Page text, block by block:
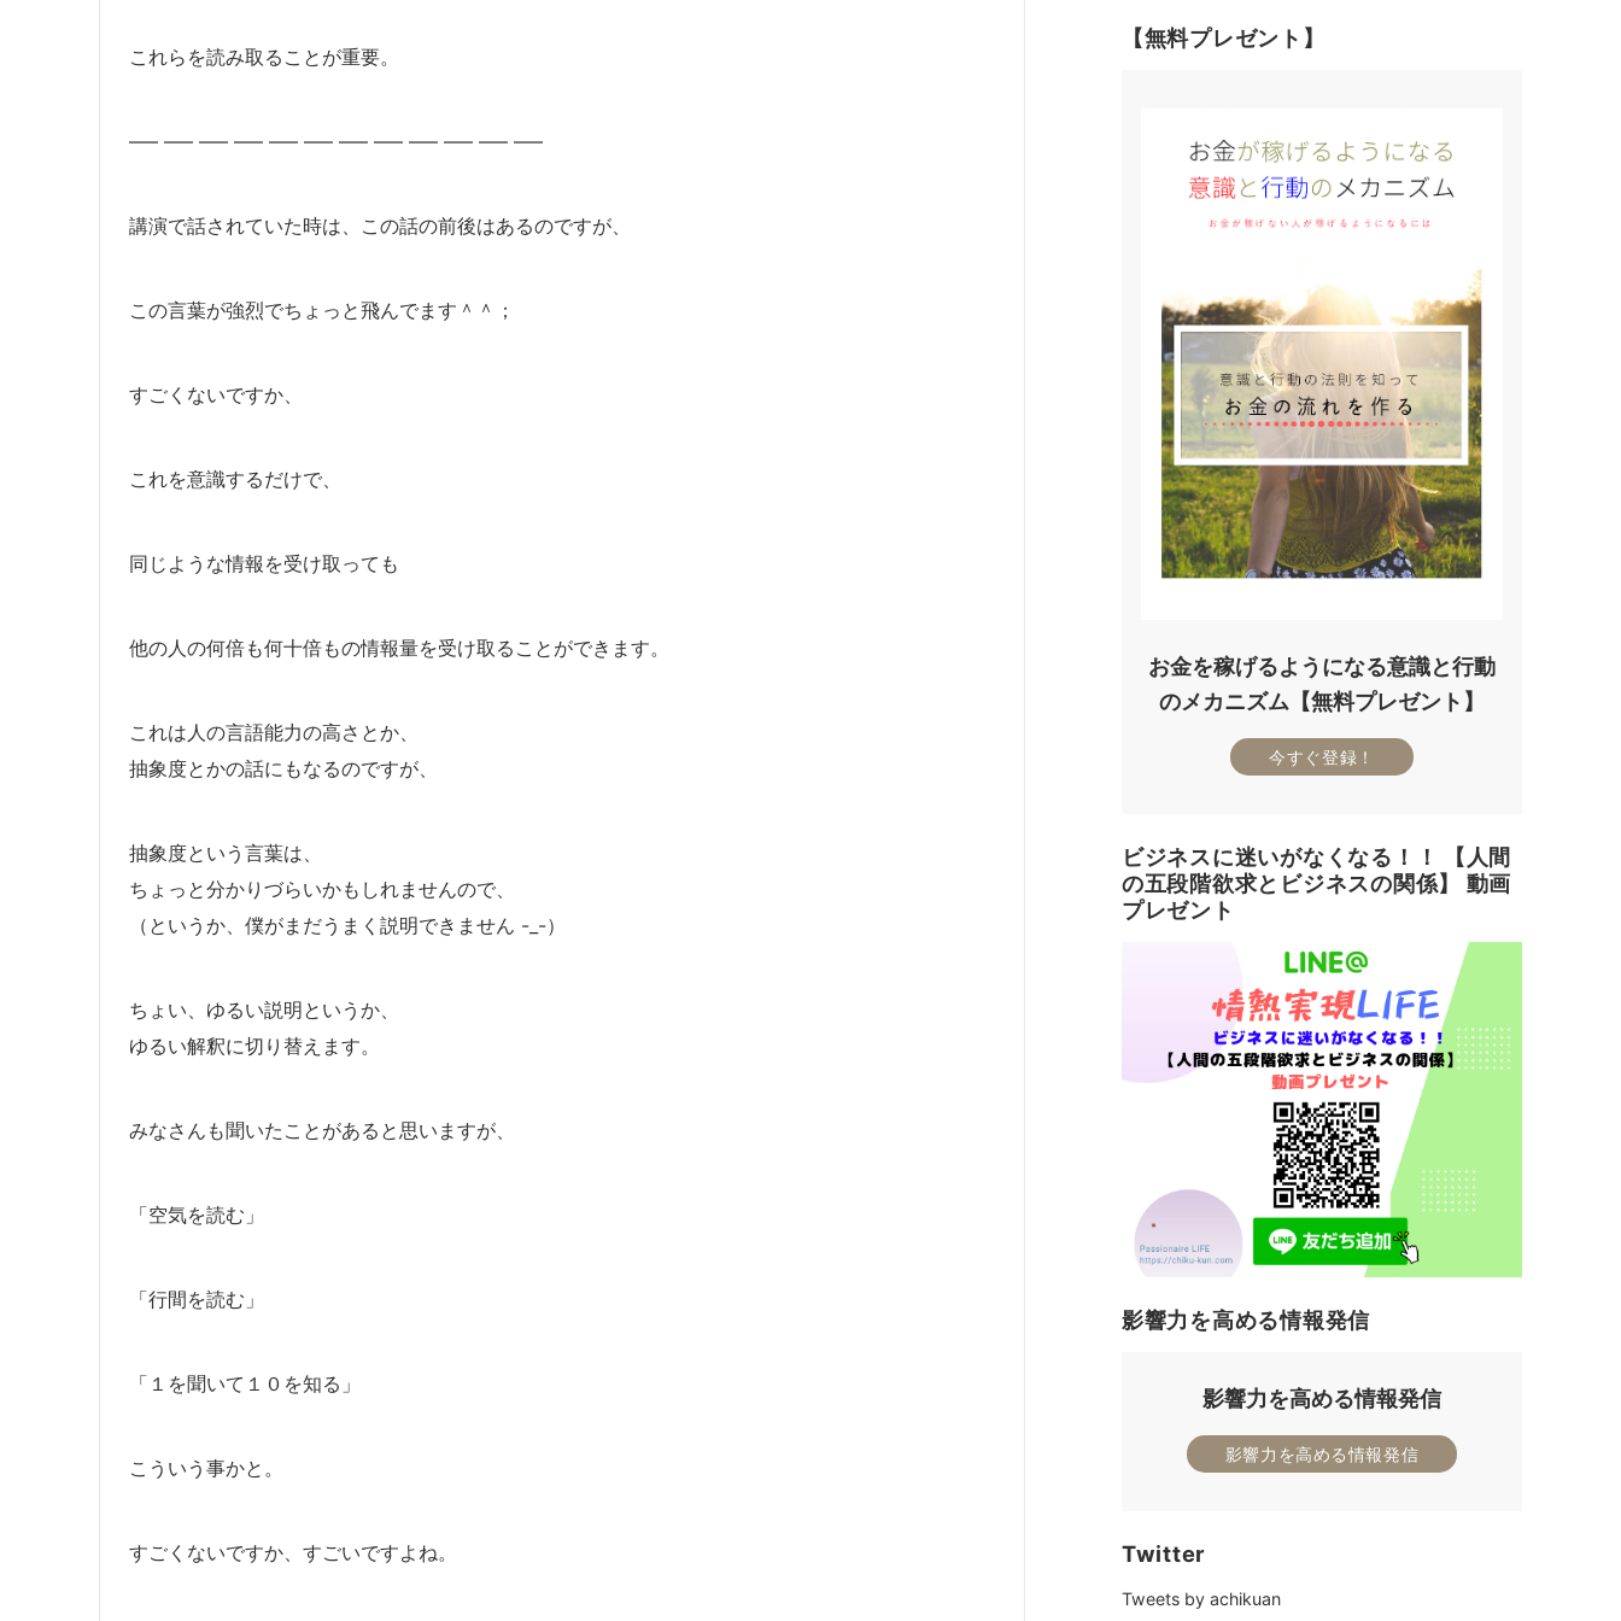
これらを読み取ることが重要。
—– —– —– —– —– —– —– —– —– —– —– —–
講演で話されていた時は、この話の前後はあるのですが、
この言葉が強烈でちょっと飛んでます＾＾；
すごくないですか、
これを意識するだけで、
同じような情報を受け取っても
他の人の何倍も何十倍もの情報量を受け取ることができます。
これは人の言語能力の高さとか、
抽象度とかの話にもなるのですが、
抽象度という言葉は、
ちょっと分かりづらいかもしれませんので、
（というか、僕がまだうまく説明できません -_-）
ちょい、ゆるい説明というか、
ゆるい解釈に切り替えます。
みなさんも聞いたことがあると思いますが、
「空気を読む」
「行間を読む」
「１を聞いて１０を知る」
こういう事かと。
すごくないですか、すごいですよね。
【無料プレゼント】
お金を稼げるようになる意識と行動
のメカニズム【無料プレゼント】
今すぐ登録！
ビジネスに迷いがなくなる！！ 【人間
の五段階欲求とビジネスの関係】 動画
プレゼント
影響力を高める情報発信
影響力を高める情報発信
影響力を高める情報発信
Twitter
Tweets by achikuan